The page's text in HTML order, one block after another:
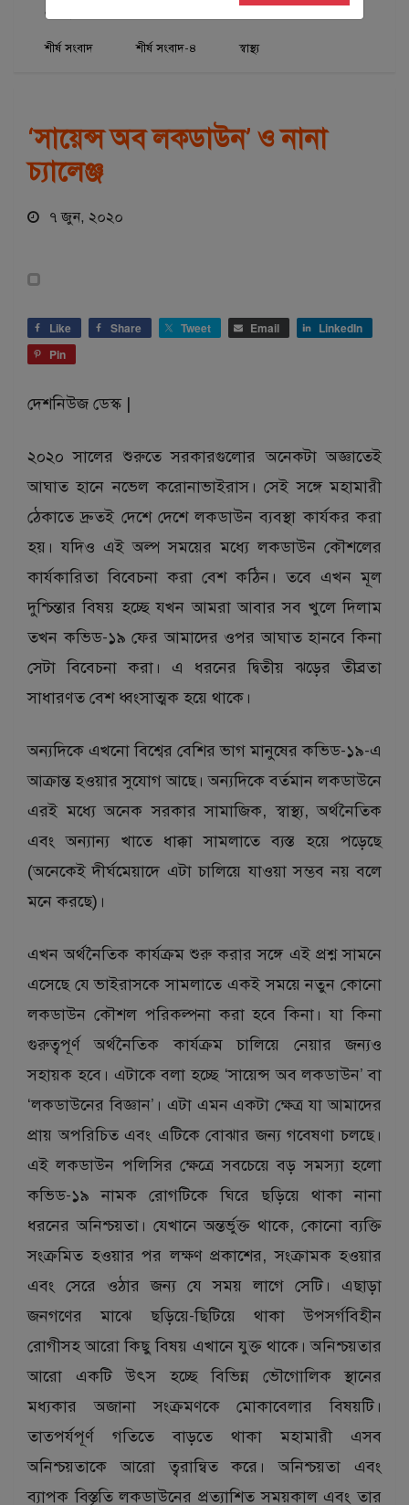
এক্সক্লুসিভ
শীর্ষ সংবাদ শীর্ষ সংবাদ-৪ স্বাস্থ্য
‘সায়েন্স অব লকডাউন’ ও নানা
চ্যালেঞ্জ
৭ জুন, ২০২০
Like Share Tweet Email
LinkedIn
Pin
দেশনিউজ ডেস্ক |
২০২০ সালের শুরুতে সরকারগুলোর অনেকটা অজ্ঞাতেই
আঘাত হানে নভেল করোনাভাইরাস। সেই সঙ্গে মহামারী
ঠেকাতে দ্রুতই দেশে দেশে লকডাউন ব্যবস্থা কার্যকর করা
হয়। যদিও এই অল্প সময়ের মধ্যে লকডাউন কৌশলের
কার্যকারিতা বিবেচনা করা বেশ কঠিন। তবে এখন মূল
দুশ্চিন্তার বিষয় হচ্ছে যখন আমরা আবার সব খুলে দিলাম
তখন কভিড-১৯ ফের আমাদের ওপর আঘাত হানবে কিনা
সেটা বিবেচনা করা। এ ধরনের দ্বিতীয় ঝড়ের তীব্রতা
সাধারণত বেশ ধ্বংসাত্মক হয়ে থাকে।
অন্যদিকে এখনো বিশ্বের বেশির ভাগ মানুষের কভিড-১৯-এ
আক্রান্ত হওয়ার সুযোগ আছে। অন্যদিকে বর্তমান লকডাউনে
এরই মধ্যে অনেক সরকার সামাজিক, স্বাস্থ্য, অর্থনৈতিক
এবং অন্যান্য খাতে ধাক্কা সামলাতে ব্যস্ত হয়ে পড়েছে
(অনেকেই দীর্ঘমেয়াদে এটা চালিয়ে যাওয়া সম্ভব নয় বলে
মনে করছে)।
এখন অর্থনৈতিক কার্যক্রম শুরু করার সঙ্গে এই প্রশ্ন সামনে
এসেছে যে ভাইরাসকে সামলাতে একই সময়ে নতুন কোনো
লকডাউন কৌশল পরিকল্পনা করা হবে কিনা। যা কিনা
গুরুত্বপূর্ণ অর্থনৈতিক কার্যক্রম চালিয়ে নেয়ার জন্যও
সহায়ক হবে। এটাকে বলা হচ্ছে ‘সায়েন্স অব লকডাউন’ বা
‘লকডাউনের বিজ্ঞান’। এটা এমন একটা ক্ষেত্র যা আমাদের
প্রায় অপরিচিত এবং এটিকে বোঝার জন্য গবেষণা চলছে।
এই লকডাউন পলিসির ক্ষেত্রে সবচেয়ে বড় সমস্যা হলো
কভিড-১৯ নামক রোগটিকে ঘিরে ছড়িয়ে থাকা নানা
ধরনের অনিশ্চয়তা। যেখানে অন্তর্ভুক্ত থাকে, কোনো ব্যক্তি
সংক্রমিত হওয়ার পর লক্ষণ প্রকাশের, সংক্রামক হওয়ার
এবং সেরে ওঠার জন্য যে সময় লাগে সেটি। এছাড়া
জনগণের মাঝে ছড়িয়ে-ছিটিয়ে থাকা উপসর্গবিহীন
রোগীসহ আরো কিছু বিষয় এখানে যুক্ত থাকে। অনিশ্চয়তার
আরো একটি উৎস হচ্ছে বিভিন্ন ভৌগোলিক স্থানের
মধ্যকার অজানা সংক্রমণকে মোকাবেলার বিষয়টি।
তাত্পর্যপূর্ণ গতিতে বাড়তে থাকা মহামারী এসব
অনিশ্চয়তাকে আরো ত্বরান্বিত করে। অনিশ্চয়তা এবং
ব্যাপক বিস্তৃতি লকডাউনের প্রত্যাশিত সময়কাল এবং তার